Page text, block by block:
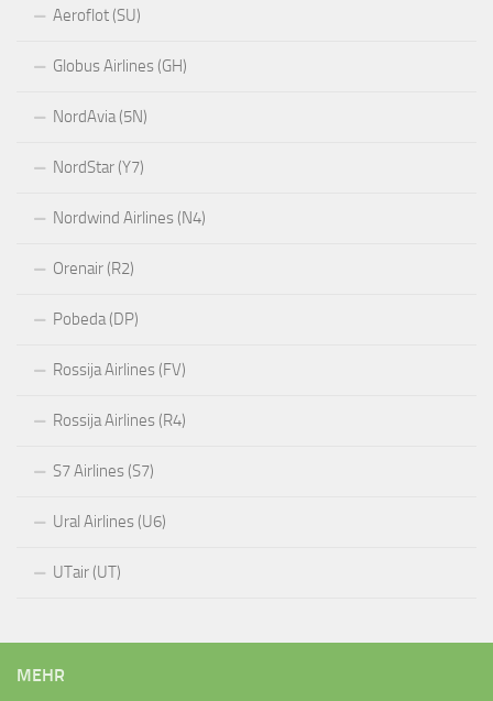
Aeroflot (SU)
Globus Airlines (GH)
NordAvia (5N)
NordStar (Y7)
Nordwind Airlines (N4)
Orenair (R2)
Pobeda (DP)
Rossija Airlines (FV)
Rossija Airlines (R4)
S7 Airlines (S7)
Ural Airlines (U6)
UTair (UT)
MEHR